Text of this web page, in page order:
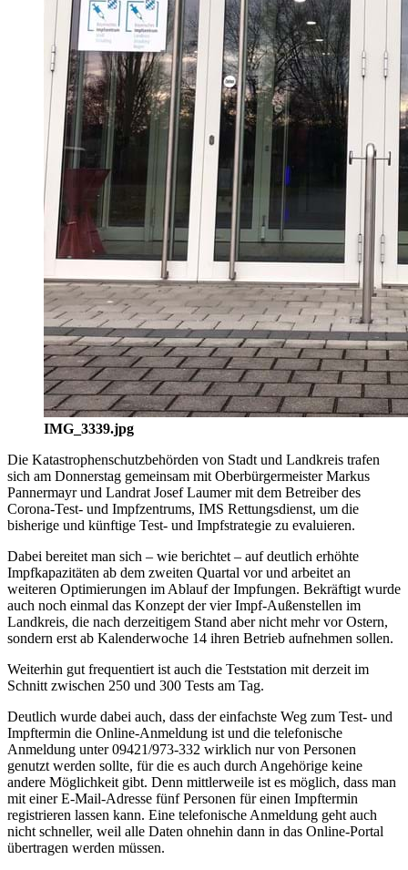
IMG_3339.jpg
Die Katastrophenschutzbehörden von Stadt und Landkreis trafen
sich am Donnerstag gemeinsam mit Oberbürgermeister Markus
Pannermayr und Landrat Josef Laumer mit dem Betreiber des
Corona-Test- und Impfzentrums, IMS Rettungsdienst, um die
bisherige und künftige Test- und Impfstrategie zu evaluieren.
Dabei bereitet man sich – wie berichtet – auf deutlich erhöhte
Impfkapazitäten ab dem zweiten Quartal vor und arbeitet an
weiteren Optimierungen im Ablauf der Impfungen. Bekräftigt wurde
auch noch einmal das Konzept der vier Impf-Außenstellen im
Landkreis, die nach derzeitigem Stand aber nicht mehr vor Ostern,
sondern erst ab Kalenderwoche 14 ihren Betrieb aufnehmen sollen.
Weiterhin gut frequentiert ist auch die Teststation mit derzeit im
Schnitt zwischen 250 und 300 Tests am Tag.
Deutlich wurde dabei auch, dass der einfachste Weg zum Test- und
Impftermin die Online-Anmeldung ist und die telefonische
Anmeldung unter 09421/973-332 wirklich nur von Personen
genutzt werden sollte, für die es auch durch Angehörige keine
andere Möglichkeit gibt. Denn mittlerweile ist es möglich, dass man
mit einer E-Mail-Adresse fünf Personen für einen Impftermin
registrieren lassen kann. Eine telefonische Anmeldung geht auch
nicht schneller, weil alle Daten ohnehin dann in das Online-Portal
übertragen werden müssen.